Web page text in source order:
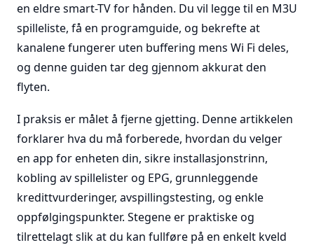
en eldre smart-TV for hånden. Du vil legge til en M3U
spilleliste, få en programguide, og bekrefte at
kanalene fungerer uten buffering mens Wi Fi deles,
og denne guiden tar deg gjennom akkurat den
flyten.
I praksis er målet å fjerne gjetting. Denne artikkelen
forklarer hva du må forberede, hvordan du velger
en app for enheten din, sikre installasjonstrinn,
kobling av spillelister og EPG, grunnleggende
kredittvurderinger, avspillingstesting, og enkle
oppfølgingspunkter. Stegene er praktiske og
tilrettelagt slik at du kan fullføre på en enkelt kveld